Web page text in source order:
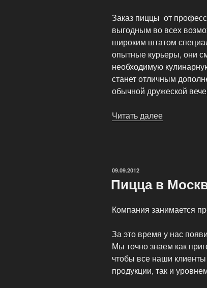
Заказ пиццы от
выгодным во всех
широким штатом
опытные курьеры, они
необходимую
станет отличным
обычной дружеской
Читать далее
ОПУБЛИКОВАНО
09.09.2012
Пицца в
Компания занимается
За это время у нас
Мы точно знаем как
чтобы все наши
продукции, так и